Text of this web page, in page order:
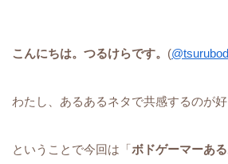
こんにちは。つるけらです。 (
わたし、あるあるネタで共感するのが好
ということで今回は「ボドゲーマーあ